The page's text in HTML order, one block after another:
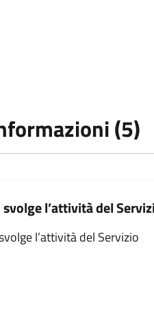
(5)
svolge l’attività del
l’attività del Servizio